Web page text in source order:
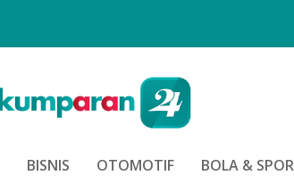
BISNIS OTOMOTIF BOLA &